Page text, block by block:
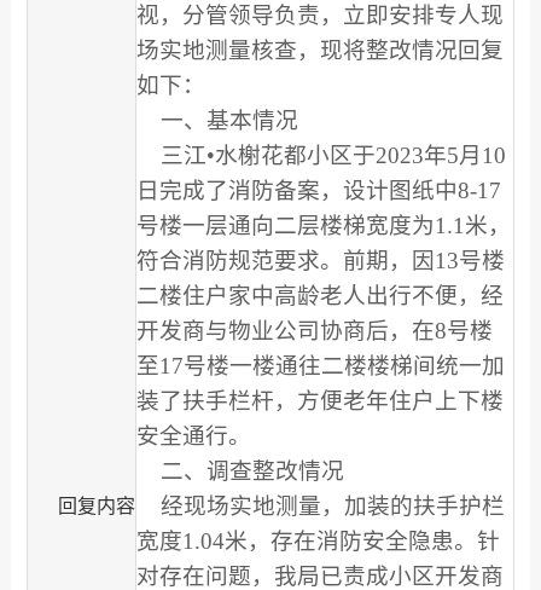
回复内容
视，分管领导负责，立即安排专人现
场实地测量核查，现将整改情况回复
如下：
一、基本情况
三江•水榭花都小区于2023年5月10
日完成了消防备案，设计图纸中8-17
号楼一层通向二层楼梯宽度为1.1米，
符合消防规范要求。前期，因13号楼
二楼住户家中高龄老人出行不便，经
开发商与物业公司协商后，在8号楼
至17号楼一楼通往二楼楼梯间统一加
装了扶手栏杆，方便老年住户上下楼
安全通行。
二、调查整改情况
经现场实地测量，加装的扶手护栏
宽度1.04米，存在消防安全隐患。针
对存在问题，我局已责成小区开发商